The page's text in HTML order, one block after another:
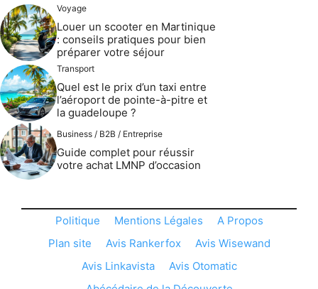
Voyage
Louer un scooter en Martinique
: conseils pratiques pour bien
préparer votre séjour
Transport
Quel est le prix d’un taxi entre
l’aéroport de pointe-à-pitre et
la guadeloupe ?
Business / B2B / Entreprise
Guide complet pour réussir
votre achat LMNP d’occasion
Politique Mentions Légales
A Propos
Plan site
Avis Rankerfox
Avis Wisewand
Avis Linkavista
Avis Otomatic